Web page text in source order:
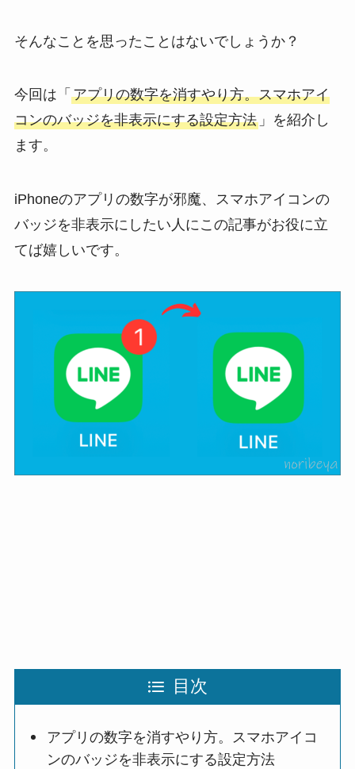
そんなことを思ったことはないでしょうか？
今回は「 アプリの数字を消すやり方。スマホアイ
コンのバッジを非表示にする設定方法」を紹介し
ます。
iPhoneのアプリの数字が邪魔、スマホアイコンの
バッジを非表示にしたい人にこの記事がお役に立
てば嬉しいです。
目次
アプリの数字を消すやり方。スマホアイコ
ンのバッジを非表示にする設定方法